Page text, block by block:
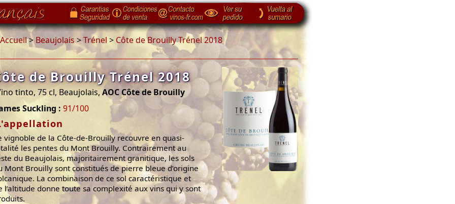
Accueil>Beaujolais>Trénel > Côte de Brouilly Trénel 2018
de Brouilly Trénel 2018
tinto, 75 cl, Beaujolais, AOC Côte de Brouilly
Suckling : 91/100
vignoble de la Côte-de-Brouilly recouvre en quasi-
les pentes du Mont Brouilly. Contrairement au
du Beaujolais, majoritairement granitique, les sols
Mont Brouilly sont constitués de pierre bleue d’origine
La combinaison de ce sol caractéristique et
l’altitude donne toute sa complexité aux vins qui y sont